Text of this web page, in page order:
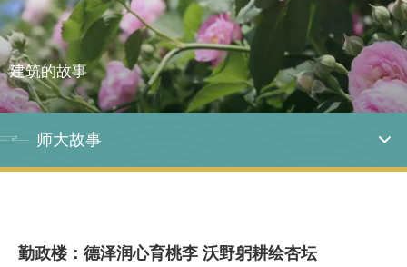
建筑的故事
师大故事
勤政楼：德泽润心育桃李 沃野躬耕绘杏坛